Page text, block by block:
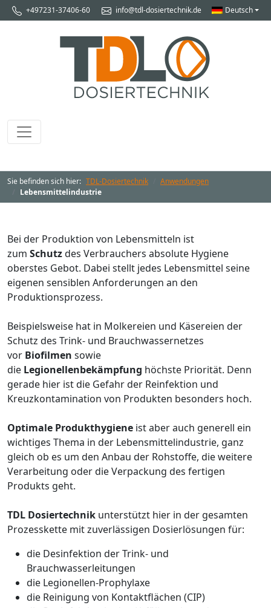
+497231-37406-60 info@tdl-dosiertechnik.de Deutsch
Sie befinden sich hier: TDL-Dosiertechnik
Anwendungen
Lebensmittelindustrie
Bei der Produktion von Lebensmitteln ist
zum Schutzdes Verbrauchers absolute Hygiene
oberstes Gebot. Dabei stellt jedes Lebensmittel seine
eigenen sensiblen Anforderungen an den
Produktionsprozess.
Beispielsweise hat in Molkereien und Käsereien der
Schutz des Trink- und Brauchwassernetzes
vor Biofilmen sowie
die Legionellenbekämpfung höchste Priorität. Denn
gerade hier ist die Gefahr der Reinfektion und
Kreuzkontamination von Produkten besonders hoch.
Optimale Produkthygiene ist aber auch generell ein
wichtiges Thema in der Lebensmittelindustrie, ganz
gleich ob es um den Anbau der Rohstoffe, die weitere
Verarbeitung oder die Verpackung des fertigen
Produkts geht.
TDL Dosiertechnik unterstützt hier in der gesamten
Prozesskette mit zuverlässigen Dosierlösungen für:
die Desinfektion der Trink- und
Brauchwasserleitungen
die Legionellen-Prophylaxe
die Reinigung von Kontaktflächen (CIP)